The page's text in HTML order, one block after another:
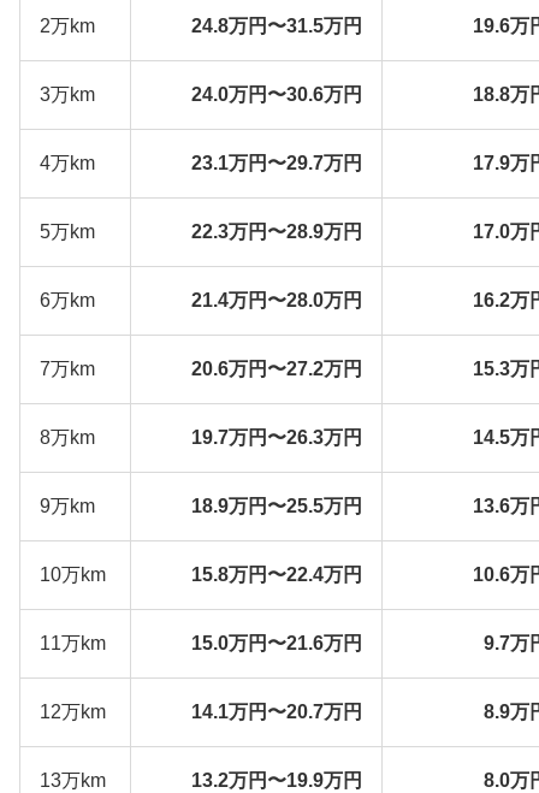
2万km 24.8万円〜31.5万円 19.6万
3万km 24.0万円〜30.6万円 18.8万
4万km 23.1万円〜29.7万円 17.9万
5万km 22.3万円〜28.9万円 17.0万
6万km 21.4万円〜28.0万円 16.2万
7万km 20.6万円〜27.2万円 15.3万
8万km 19.7万円〜26.3万円 14.5万
9万km 18.9万円〜25.5万円 13.6万
10万km 15.8万円〜22.4万円 10.6万
11万km 15.0万円〜21.6万円 9.7万
12万km 14.1万円〜20.7万円 8.9万
13万km 13.2万円〜19.9万円 8.0万